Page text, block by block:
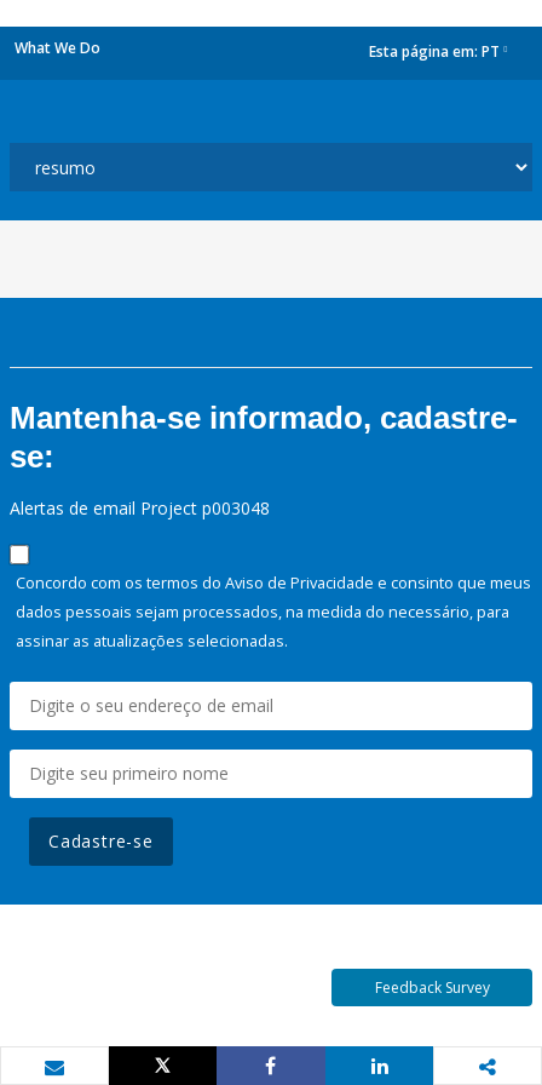
What We Do Esta página em: PT
Mantenha-se informado, cadastre-
se:
Alertas de email Project p003048
Concordo com os termos do Aviso de Privacidade e consinto que meus
dados pessoais sejam processados, na medida do necessário, para
assinar as atualizações selecionadas.
Cadastre-se
Feedback Survey